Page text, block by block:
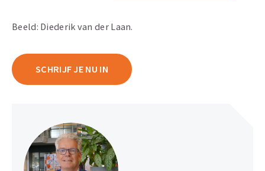
Beeld: Diederik van der Laan.
SCHRIJF JE NU IN